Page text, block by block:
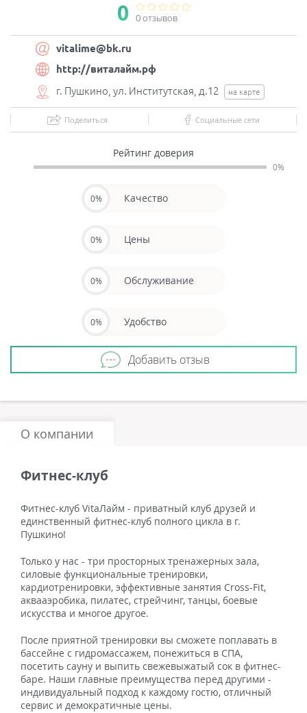
0 0 отзывов
vitalime@bk.ru
http://виталайм.рф
г. Пушкино, ул. Институтская, д.12
на карте
Поделиться Социальные сети
Рейтинг доверия
0%
0% Качество
0% Цены
0% Обслуживание
0% Удобство
Добавить отзыв
О компании
Фитнес-клуб
Фитнес-клуб VitaЛайм - приватный клуб друзей и
единственный фитнес-клуб полного цикла в г.
Пушкино!
Только у нас - три просторных тренажерных зала,
силовые функциональные тренировки,
кардиотренировки, эффективные занятия Cross-Fit,
аквааэробика, пилатес, стрейчинг, танцы, боевые
искусства и многое другое.
После приятной тренировки вы сможете поплавать в
бассейне с гидромассажем, понежиться в СПА,
посетить сауну и выпить свежевыжатый сок в фитнес-
баре. Наши главные преимущества перед другими -
индивидуальный подход к каждому гостю, отличный
сервис и демократичные цены.